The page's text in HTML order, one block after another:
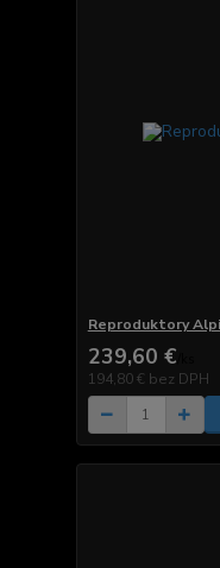
Reproduktory
239,60 €
194,80 € bez DPH